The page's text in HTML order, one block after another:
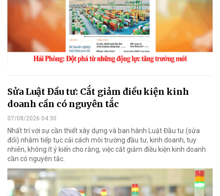
Sửa Luật Đầu tư: Cắt giảm điều kiện kinh
doanh cần có nguyên tắc
07/08/2026 04:30
Nhất trí với sự cần thiết xây dựng và ban hành Luật Đầu tư (sửa
đổi) nhằm tiếp tục cải cách môi trường đầu tư, kinh doanh, tuy
nhiên, không ít ý kiến cho rằng, việc cắt giảm điều kiện kinh doanh
cần có nguyên tắc.